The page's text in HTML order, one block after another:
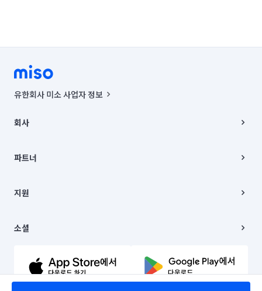
유한회사 미소 사업자 정보
00019 |
주소 | 본사: 서울특별시 종로구 율곡로 6(중학동, 트윈트리빌딩) B동 5층
컨택센터 : 서울특별시 종로구 수송동 율곡로 24, 7층, 8층 미소
상품, 상품정보, 거래에 관한 의무와 책임은 거래당사자에게 있습니다.
언론 보도 관련 문의:
© 유한회사 미소. Miso, Inc. All Rights Reserved.
회사
채용
파트너
이사
지원
이용약관
문의하기
소셜
유튜브